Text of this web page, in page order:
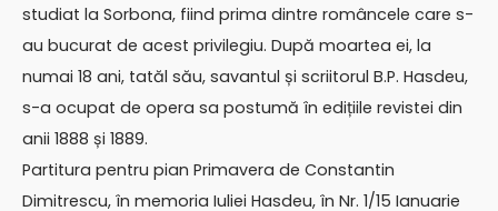
studiat la Sorbona, fiind prima dintre româncele care s-
au bucurat de acest privilegiu. După moartea ei, la
numai 18 ani, tatăl său, savantul și scriitorul B.P. Hasdeu,
s-a ocupat de opera sa postumă în edițiile revistei din
anii 1888 și 1889.
Partitura pentru pian Primavera de Constantin
Dimitrescu, în memoria Iuliei Hasdeu, în Nr. 1/15 Ianuarie